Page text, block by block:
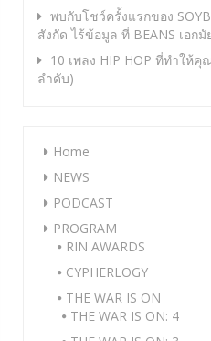
พบกับโชว์ครั้งแรกของ
สังกัด ไร้ข้อมูล ที่ BEANS เอก
10 เพลง HIP HOP ที่ทำให้
ลำดับ)
Home
NEWS
PODCAST
PROGRAM
RIN AWARDS
CYPHERLOGY
THE WAR IS ON
THE WAR IS ON: 4